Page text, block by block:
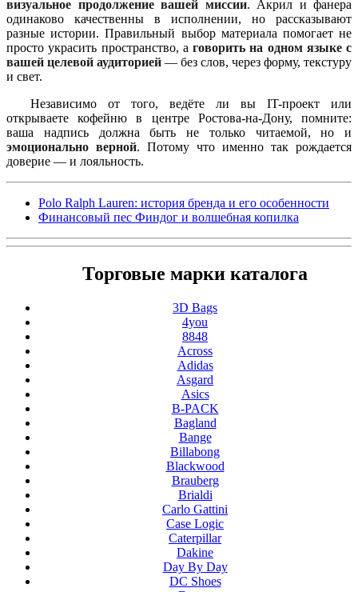
визуальное продолжение вашей миссии. Акрил и фанера
одинаково качественны в исполнении, но рассказывают
разные истории. Правильный выбор материала помогает не
просто украсить пространство, а говорить на одном языке с
вашей целевой аудиторией — без слов, через форму, текстуру
и свет.
Независимо от того, ведёте ли вы IT-проект или
открываете кофейню в центре Ростова-на-Дону, помните:
ваша надпись должна быть не только читаемой, но и
эмоционально верной. Потому что именно так рождается
доверие — и лояльность.
Polo Ralph Lauren: история бренда и его особенности
Финансовый пес Финдог и волшебная копилка
Торговые марки каталога
3D Bags
4you
8848
Across
Adidas
Asgard
Asics
B-PACK
Bagland
Bange
Billabong
Blackwood
Brauberg
Brialdi
Carlo Gattini
Case Logic
Caterpillar
Dakine
Day By Day
DC Shoes